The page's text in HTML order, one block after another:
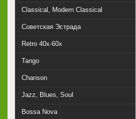
Classical, Modern Classical
Советская Эстрада
Retro 40x-60x
Tango
Chanson
Jazz, Blues, Soul
Bossa Nova